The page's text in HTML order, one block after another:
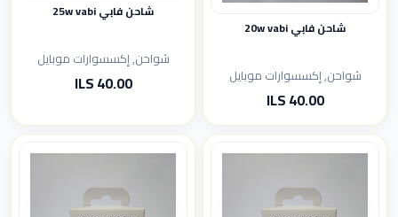
شاحن فابي 20w vabi
شواحن, إكسسوارات موبايل
40.00 ILS
شاحن فابي 25w vabi
شواحن, إكسسوارات موبايل
40.00 ILS